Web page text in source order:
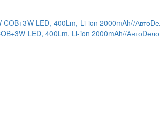
LED, 400Lm, Li-ion 2000mAh//АвтоDело